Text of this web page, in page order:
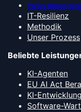
IT-Resilienz
Methodik
Unser Prozess
Beliebte
KI-Agenten
EU AI Act
KI-Entwicklung
Software-